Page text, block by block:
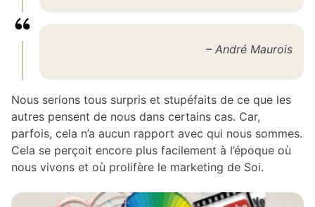
– André Maurois
Nous serions tous surpris et stupéfaits de ce que les
autres pensent de nous dans certains cas. Car,
parfois, cela n’a aucun rapport avec qui nous sommes.
Cela se perçoit encore plus facilement à l’époque où
nous vivons et où prolifère le marketing de Soi.